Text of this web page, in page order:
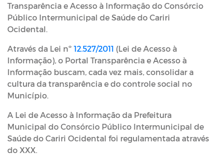
Transparência e Acesso à Informação do Consórcio
Público Intermunicipal de Saúde do Cariri
Ocidental.
Através da Lei nº 12.527/2011 (Lei de Acesso à
Informação), o Portal Transparência e Acesso à
Informação buscam, cada vez mais, consolidar a
cultura da transparência e do controle social no
Município.
A Lei de Acesso à Informação da Prefeitura
Municipal do Consórcio Público Intermunicipal de
Saúde do Cariri Ocidental foi regulamentada através
do XXX.